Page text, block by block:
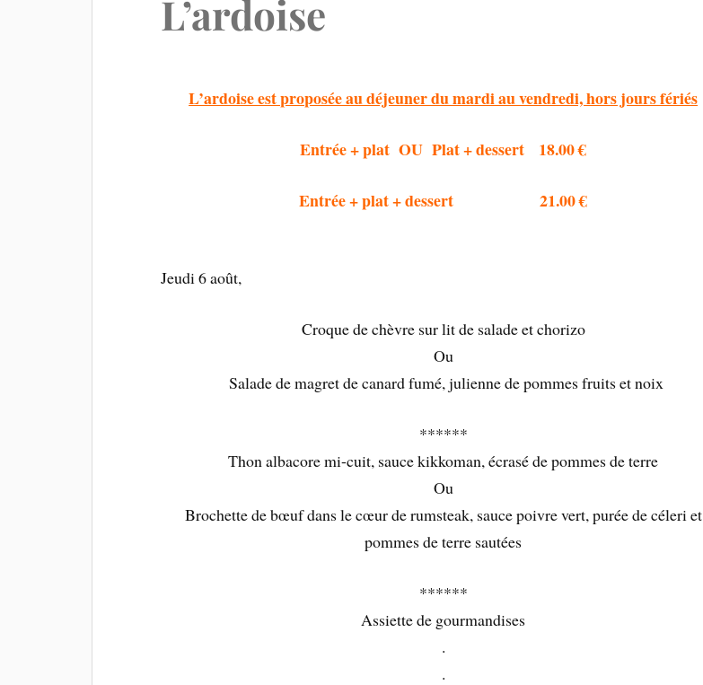
L’ardoise
L’ardoise est proposée au déjeuner du mardi au vendredi, hors jours fériés
Entrée + plat OU Plat + dessert 18.00 €
Entrée + plat + dessert 21.00 €
Jeudi 6 août,
Croque de chèvre sur lit de salade et chorizo
Ou
Salade de magret de canard fumé, julienne de pommes fruits et noix
******
Thon albacore mi-cuit, sauce kikkoman, écrasé de pommes de terre
Ou
Brochette de bœuf dans le cœur de rumsteak, sauce poivre vert, purée de céleri et
pommes de terre sautées
******
Assiette de gourmandises
.
.